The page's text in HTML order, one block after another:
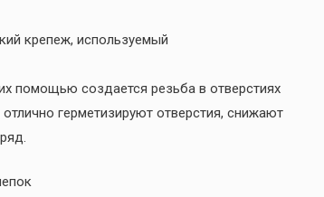
крепеж, используемый
помощью создается резьба в отверстиях
герметизируют отверстия, снижают